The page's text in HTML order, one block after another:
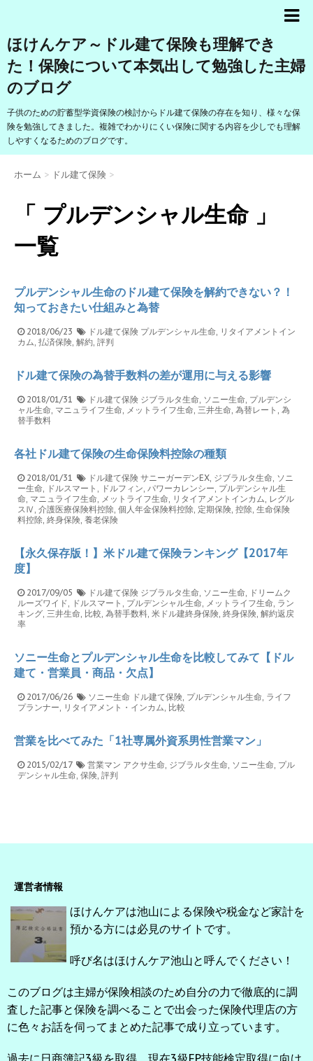
ほけんケア～ドル建て保険も理解でき
た！保険について本気出して勉強した主婦
のブログ
子供のための貯蓄型学資保険の検討からドル建て保険の存在を知り、様々な保
険を勉強してきました。複雑でわかりにくい保険に関する内容を少しでも理解
しやすくなるためのブログです。
ホーム > ドル建て保険 >
「 プルデンシャル生命 」
一覧
プルデンシャル生命のドル建て保険を解約できない？！
知っておきたい仕組みと為替
2018/06/23 ドル建て保険 プルデンシャル生命 リタイアメントイン
カム 払済保険 解約 評判
ドル建て保険の為替手数料の差が運用に与える影響
2018/01/31 ドル建て保険 ジブラルタ生命 ソニー生命 プルデンシ
ャル生命 マニュライフ生命 メットライフ生命 三井生命 為替レート 為
替手数料
各社ドル建て保険の生命保険料控除の種類
2018/01/31 ドル建て保険 サニーガーデンEX ジブラルタ生命 ソニ
ー生命
ドルスマート ドルフィン パワーカレンシー プルデンシャル生
命 マニュライフ生命 メットライフ生命 リタイアメントインカム レグル
スⅣ 介護医療保険料控除 個人年金保険料控除 定期保険 控除 生命保険
料控除 終身保険 養老保険
【永久保存版！】米ドル建て保険ランキング【2017年
度】
2017/09/05 ドル建て保険 ジブラルタ生命 ソニー生命
ドリームク
ルーズワイド
ドルスマート プルデンシャル生命 メットライフ生命 ラン
キング 三井生命 比較 為替手数料 米ドル建終身保険 終身保険 解約返戻
率
ソニー生命とプルデンシャル生命を比較してみて【ドル
建て・営業員・商品・欠点】
2017/06/26 ソニー生命 ドル建て保険 プルデンシャル生命 ライフ
プランナー
リタイアメント・インカム 比較
営業を比べてみた「1社専属外資系男性営業マン」
2015/02/17 営業マン アクサ生命 ジブラルタ生命 ソニー生命 プル
デンシャル生命 保険 評判
運営者情報
ほけんケアは池山による保険や税金など家計を
預かる方には必見のサイトです。
呼び名はほけんケア池山と呼んでください！
このブログは主婦が保険相談のため自分の力で徹底的に調
査した記事と保険を調べることで出会った保険代理店の方
に色々お話を伺ってまとめた記事で成り立っています。
過去に日商簿記3級を取得、現在3級FP技能検定取得に向け